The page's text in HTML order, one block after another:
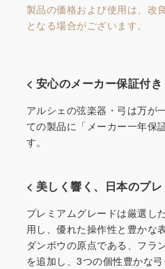
製品の価格および使用は、改
となる場合がございます。
< 安心のメーカー保証付き
アルシェの弦楽器・弓は万が
ての製品に「メーカー一年保
す。
< 美しく響く、日本のプ
プレミアムグレードは厳選し
用し、優れた操作性と豊かな
ダンボウの原点である、フラ
を追加し、3つの個性豊かな